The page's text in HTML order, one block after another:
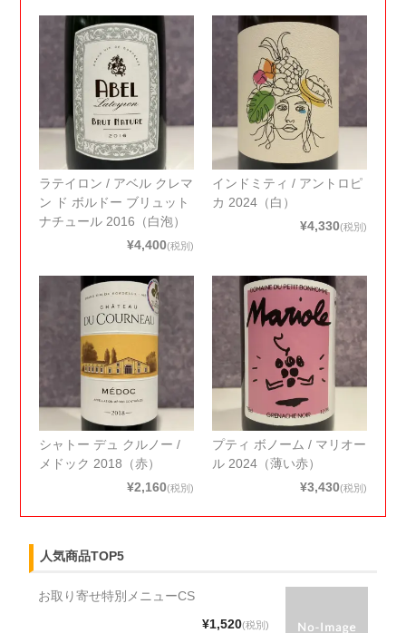
ラテイロン / アベル クレマ
ン ド ボルドー ブリュット
ナチュール 2016（白泡）
¥4,400(税別)
インドミティ / アントロピ
カ 2024（白）
¥4,330(税別)
シャトー デュ クルノー /
メドック 2018（赤）
¥2,160(税別)
プティ ボノーム / マリオー
ル 2024（薄い赤）
¥3,430(税別)
人気商品TOP5
お取り寄せ特別メニューCS
¥1,520(税別)